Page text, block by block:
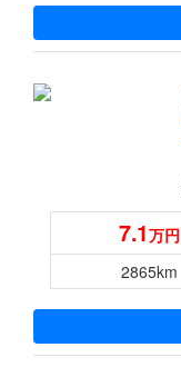
7.1万円
2865km